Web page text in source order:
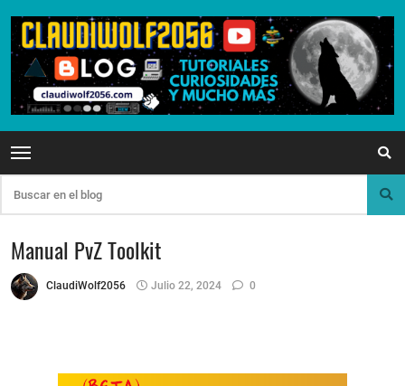
Manual PvZ Toolkit
ClaudiWolf2056 Julio 22, 2024 0